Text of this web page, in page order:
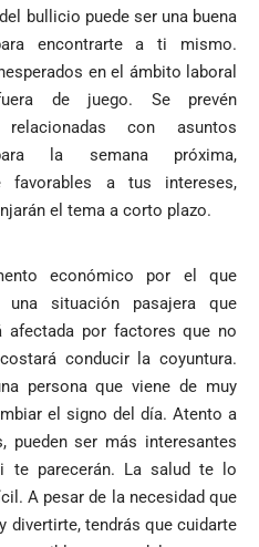
bullicio puede ser una buena
encontrarte a ti mismo.
en el ámbito laboral
de juego. Se prevén
relacionadas con asuntos
la semana próxima,
favorables a tus intereses,
el tema a corto plazo.
económico por el que
una situación pasajera que
afectada por factores que no
conducir la coyuntura.
persona que viene de muy
el signo del día. Atento a
pueden ser más interesantes
parecerán. La salud te lo
A pesar de la necesidad que
divertirte, tendrás que cuidarte